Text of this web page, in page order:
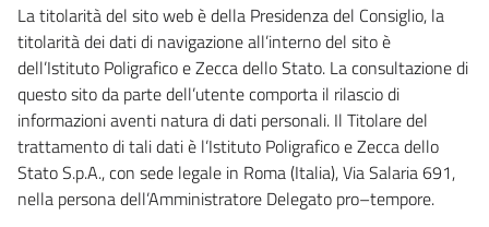
La titolarità del sito web è della Presidenza del Consiglio, la
titolarità dei dati di navigazione all’interno del sito è
dell’Istituto Poligrafico e Zecca dello Stato. La consultazione di
questo sito da parte dell’utente comporta il rilascio di
informazioni aventi natura di dati personali. Il Titolare del
trattamento di tali dati è l’Istituto Poligrafico e Zecca dello
Stato S.p.A., con sede legale in Roma (Italia), Via Salaria 691,
nella persona dell’Amministratore Delegato pro–tempore.